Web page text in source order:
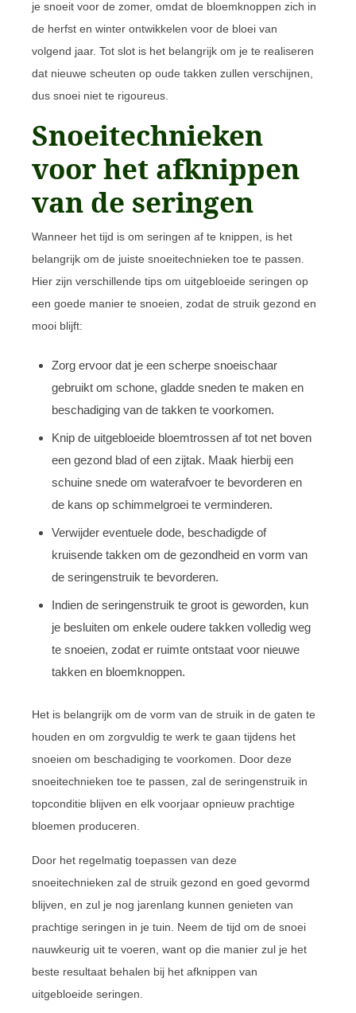
je snoeit voor de zomer, omdat de bloemknoppen zich in
de herfst en winter ontwikkelen voor de bloei van
volgend jaar. Tot slot is het belangrijk om je te realiseren
dat nieuwe scheuten op oude takken zullen verschijnen,
dus snoei niet te rigoureus.
Snoeitechnieken
voor het afknippen
van de seringen
Wanneer het tijd is om seringen af te knippen, is het
belangrijk om de juiste snoeitechnieken toe te passen.
Hier zijn verschillende tips om uitgebloeide seringen op
een goede manier te snoeien, zodat de struik gezond en
mooi blijft:
Zorg ervoor dat je een scherpe snoeischaar
gebruikt om schone, gladde sneden te maken en
beschadiging van de takken te voorkomen.
Knip de uitgebloeide bloemtrossen af tot net boven
een gezond blad of een zijtak. Maak hierbij een
schuine snede om waterafvoer te bevorderen en
de kans op schimmelgroei te verminderen.
Verwijder eventuele dode, beschadigde of
kruisende takken om de gezondheid en vorm van
de seringenstruik te bevorderen.
Indien de seringenstruik te groot is geworden, kun
je besluiten om enkele oudere takken volledig weg
te snoeien, zodat er ruimte ontstaat voor nieuwe
takken en bloemknoppen.
Het is belangrijk om de vorm van de struik in de gaten te
houden en om zorgvuldig te werk te gaan tijdens het
snoeien om beschadiging te voorkomen. Door deze
snoeitechnieken toe te passen, zal de seringenstruik in
topconditie blijven en elk voorjaar opnieuw prachtige
bloemen produceren.
Door het regelmatig toepassen van deze
snoeitechnieken zal de struik gezond en goed gevormd
blijven, en zul je nog jarenlang kunnen genieten van
prachtige seringen in je tuin. Neem de tijd om de snoei
nauwkeurig uit te voeren, want op die manier zul je het
beste resultaat behalen bij het afknippen van
uitgebloeide seringen.